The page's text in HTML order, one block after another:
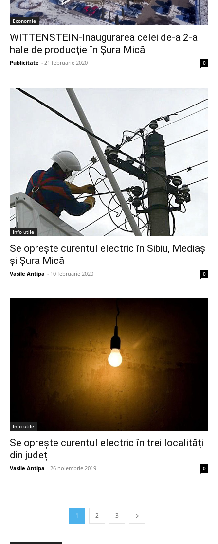
Economie
WITTENSTEIN-Inaugurarea celei de-a 2-a
hale de producție în Şura Mică
Publicitate - 21 februarie 2020 0
Info utile
Se oprește curentul electric în Sibiu, Mediaș
și Șura Mică
Vasile Antipa - 10 februarie 2020 0
Info utile
Se oprește curentul electric în trei localități
din județ
Vasile Antipa - 26 noiembrie 2019 0
1 2 3